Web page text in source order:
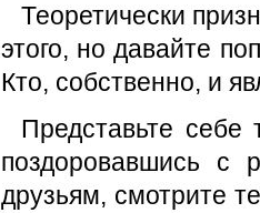
Теоретически
этого, но давайте
Кто, собственно, и
Представьте
поздоровавшись с
друзьям, смотрите